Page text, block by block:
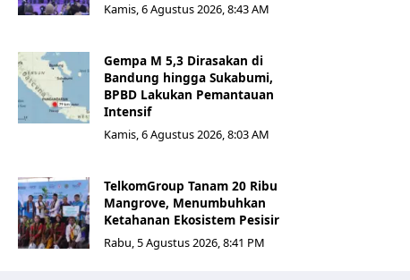
Kamis, 6 Agustus 2026, 8:43 AM
Gempa M 5,3 Dirasakan di
Bandung hingga Sukabumi,
BPBD Lakukan Pemantauan
Intensif
Kamis, 6 Agustus 2026, 8:03 AM
TelkomGroup Tanam 20 Ribu
Mangrove, Menumbuhkan
Ketahanan Ekosistem Pesisir
Rabu, 5 Agustus 2026, 8:41 PM